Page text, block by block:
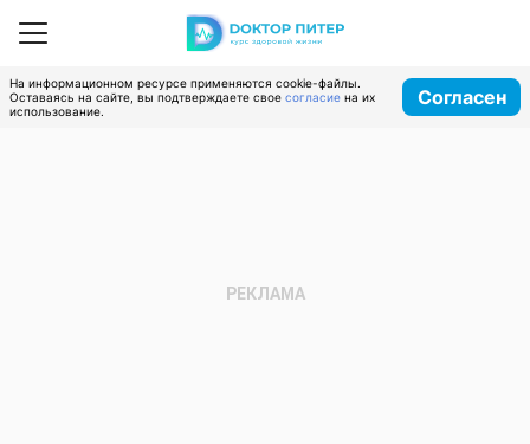
На информационном ресурсе применяются cookie-файлы.
Оставаясь на сайте, вы подтверждаете свое согласие на их
использование.
Согласен